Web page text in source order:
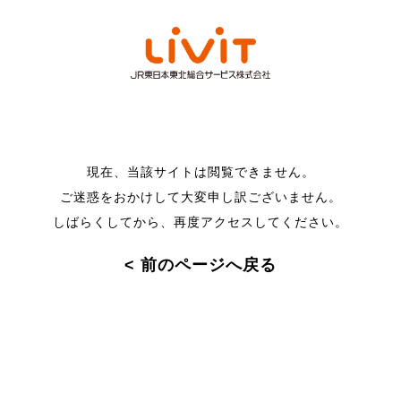
現在、当該サイトは閲覧できません。
ご迷惑をおかけして大変申し訳ございません。
しばらくしてから、再度アクセスしてください。
< 前のページへ戻る